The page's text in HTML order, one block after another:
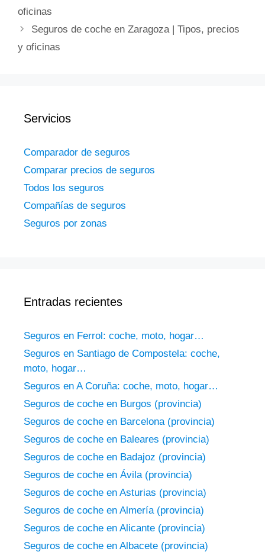
oficinas
Seguros de coche en Zaragoza | Tipos, precios
y oficinas
Servicios
Comparador de seguros
Comparar precios de seguros
Todos los seguros
Compañías de seguros
Seguros por zonas
Entradas recientes
Seguros en Ferrol: coche, moto, hogar…
Seguros en Santiago de Compostela: coche,
moto, hogar…
Seguros en A Coruña: coche, moto, hogar…
Seguros de coche en Burgos (provincia)
Seguros de coche en Barcelona (provincia)
Seguros de coche en Baleares (provincia)
Seguros de coche en Badajoz (provincia)
Seguros de coche en Ávila (provincia)
Seguros de coche en Asturias (provincia)
Seguros de coche en Almería (provincia)
Seguros de coche en Alicante (provincia)
Seguros de coche en Albacete (provincia)